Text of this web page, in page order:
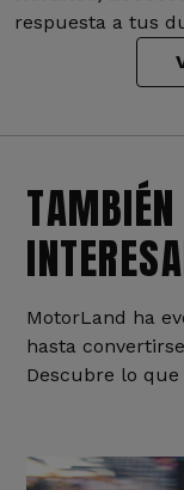
respuesta a tus
MotorLand ha
hasta
Descubre lo